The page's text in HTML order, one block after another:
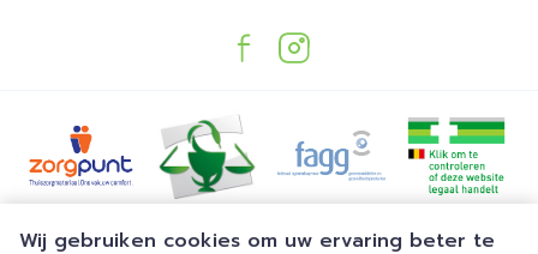
Wij gebruiken cookies om uw ervaring beter te
Juridische links